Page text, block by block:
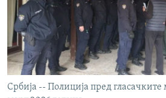
Србија -- Полиција пред гласачките